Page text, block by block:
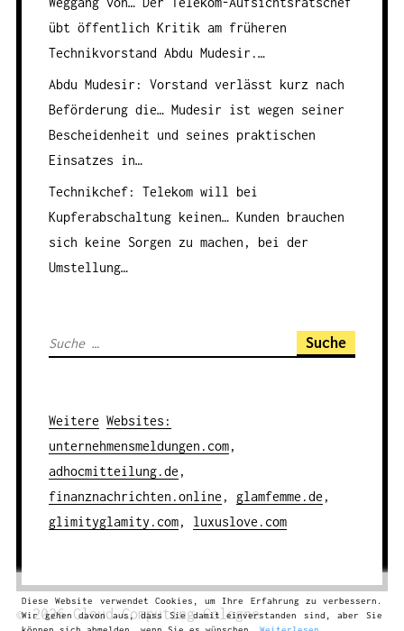
übt öffentlich Kritik am früheren
Technikvorstand Abdu Mudesir.…
Abdu Mudesir: Vorstand verlässt kurz nach
Beförderung die…Mudesir ist wegen seiner
Bescheidenheit und seines praktischen
Einsatzes in…
Technikchef: Telekom will bei
Kupferabschaltung keinen…Kunden brauchen
sich keine Sorgen zu machen, bei der
Umstellung…
S
h
e
n
a
c
Weitere Websites :
unternehmensmeldungen.com,
adhocmitteilung.de ,
finanznachrichten.online , glamfemme.de ,
glimityglamity.com, luxuslove.com
© 2026Cloud ComputingCologne
Diese Website verwendet Cookies, um Ihre Erfahrung zu verbessern.
Wir gehen davon aus, dass Sie damit einverstanden sind, aber Sie